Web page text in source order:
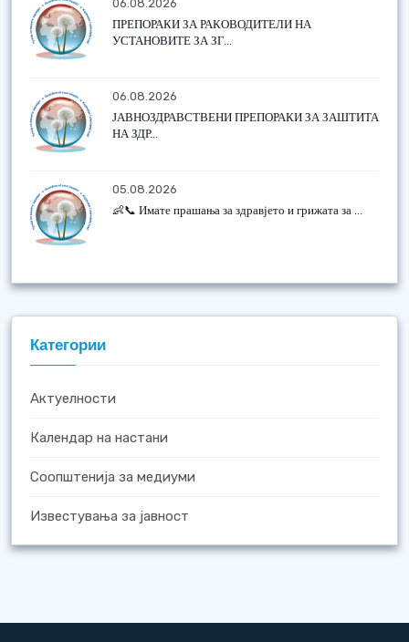
06.08.2026
ПРЕПОРАКИ ЗА РАКОВОДИТЕЛИ НА
УСТАНОВИТЕ ЗА ЗГ...
06.08.2026
ЈАВНОЗДРАВСТВЕНИ ПРЕПОРАКИ ЗА ЗАШТИТА
НА ЗДР...
05.08.2026
👶📞 Имате прашања за здравјето и грижата за ...
Категории
Актуелности
Календар на настани
Соопштенија за медиуми
Известувања за јавност